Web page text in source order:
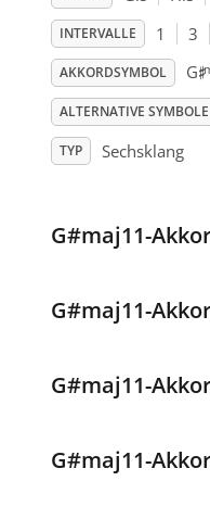
INTERVALLE 1 3
AKKORDSYMBOL G♯
ALTERNATIVE SYMBOLE
TYP Sechsklang
G#maj11-
G#maj11-
G#maj11-
G#maj11-